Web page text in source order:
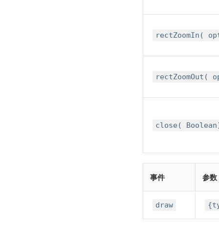
rectZoomIn(
rectZoomOut(
close(
事件 参数
draw